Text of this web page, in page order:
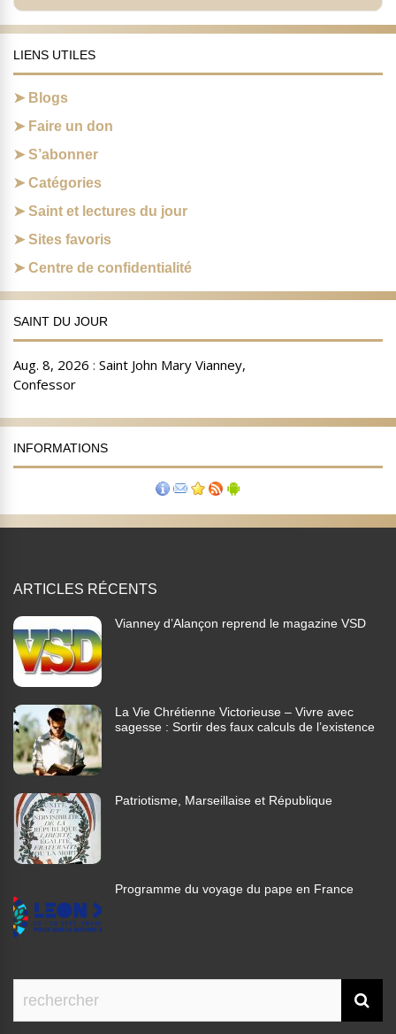
LIENS UTILES
Blogs
Faire un don
S’abonner
Catégories
Saint et lectures du jour
Sites favoris
Centre de confidentialité
SAINT DU JOUR
INFORMATIONS
ARTICLES RÉCENTS
Vianney d’Alançon reprend le magazine VSD
La Vie Chrétienne Victorieuse – Vivre avec
sagesse : Sortir des faux calculs de l’existence
Patriotisme, Marseillaise et République
Programme du voyage du pape en France